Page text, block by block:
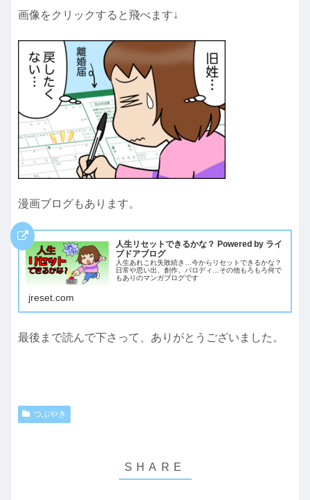
画像をクリックすると飛べます↓
漫画ブログもあります。
人生リセットできるかな？ Powered by ライ
ブドアブログ
人生あれこれ失敗続き…今からリセットできるかな？
日常や思い出、創作、パロディ…その他もろもろ何で
もありのマンガブログです
jreset.com
最後まで読んで下さって、ありがとうございました。
つぶやき